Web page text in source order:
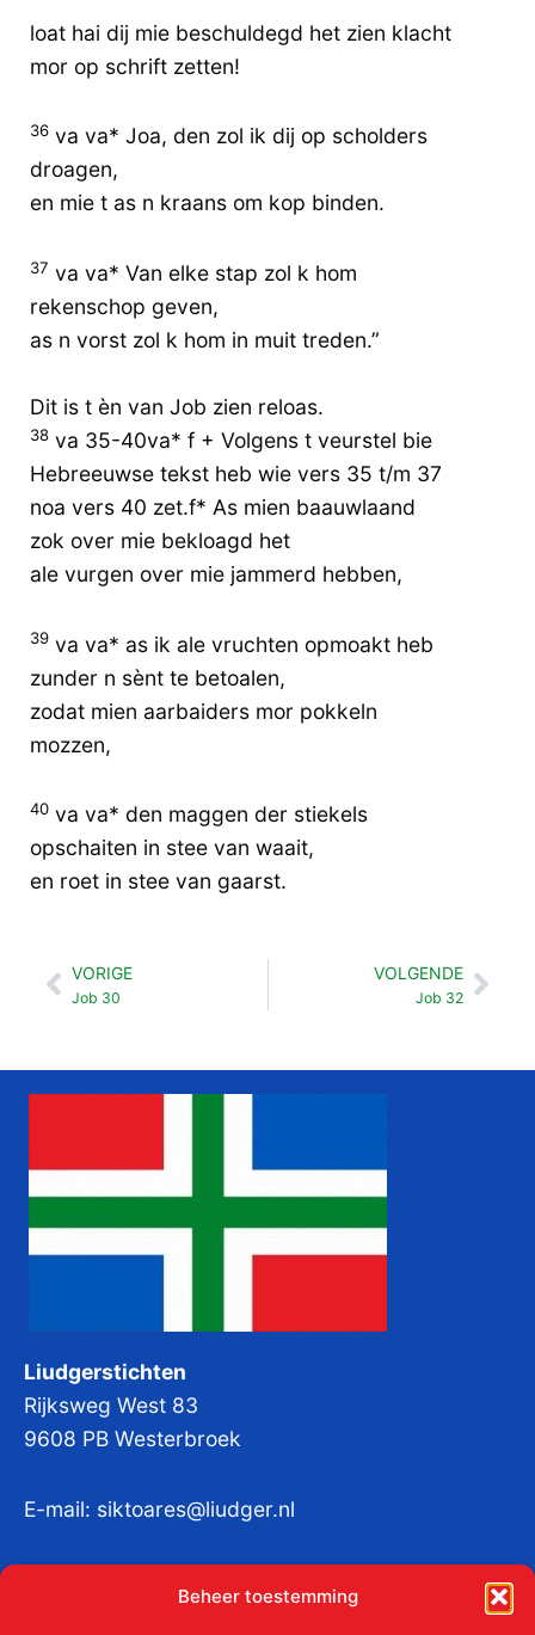
Beheer toestemming
loat hai dij mie beschuldegd het zien klacht
mor op schrift zetten!
36 va va* Joa, den zol ik dij op scholders
droagen,
en mie t as n kraans om kop binden.
37 va va* Van elke stap zol k hom
rekenschop geven,
as n vorst zol k hom in muit treden.”
Dit is t èn van Job zien reloas.
38 va 35-40va* f + Volgens t veurstel bie
Hebreeuwse tekst heb wie vers 35 t/m 37
noa vers 40 zet.f* As mien baauwlaand
zok over mie bekloagd het
ale vurgen over mie jammerd hebben,
39 va va* as ik ale vruchten opmoakt heb
zunder n sènt te betoalen,
zodat mien aarbaiders mor pokkeln
mozzen,
40 va va* den maggen der stiekels
opschaiten in stee van waait,
en roet in stee van gaarst.
Vorige
VORIGE
Job 30
VOLGENDE
Job 32
Liudgerstichten
Rijksweg West 83
9608 PB Westerbroek
E-mail: siktoares@liudger.nl